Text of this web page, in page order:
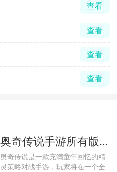
查看
查看
查看
查看
奥奇传说手游所有版本大全
奥奇传说是一款充满童年回忆的精
灵策略对战手游，玩家将在一个全